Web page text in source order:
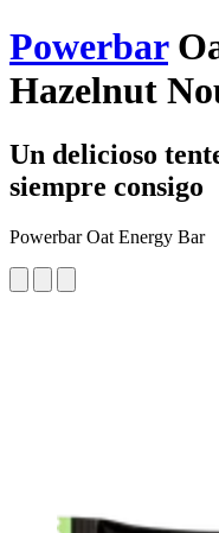
Powerbar
Hazelnut
Un delicioso
siempre consigo
Powerbar Oat Energy Bar